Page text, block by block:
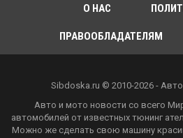
О НАС
ПРАВООБЛАДАТЕЛЯМ
Sibdoska.ru © 2010-2026 -
Авто и мото новости со всего
автомобилей от известных тюнинг
Можно же сделать свою машину